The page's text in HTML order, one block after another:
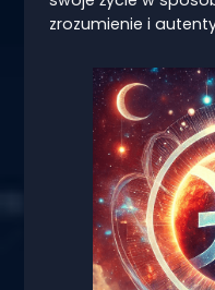
zrozumienie i